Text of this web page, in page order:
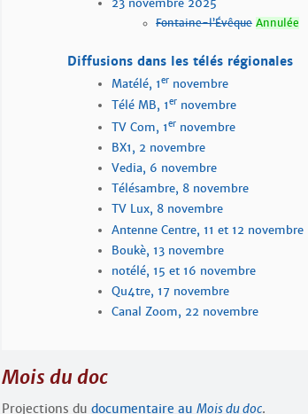
23 novembre 2025
Fontaine-l’Évêque Annulée
Diffusions dans les télés régionales
Matélé, 1er novembre
Télé MB, 1er novembre
TV Com, 1er novembre
BX1, 2 novembre
Vedia, 6 novembre
Télésambre, 8 novembre
TV Lux, 8 novembre
Antenne Centre, 11 et 12 novembre
Boukè, 13 novembre
notélé, 15 et 16 novembre
Qu4tre, 17 novembre
Canal Zoom, 22 novembre
Mois du doc
Projections du documentaire au Mois du doc.